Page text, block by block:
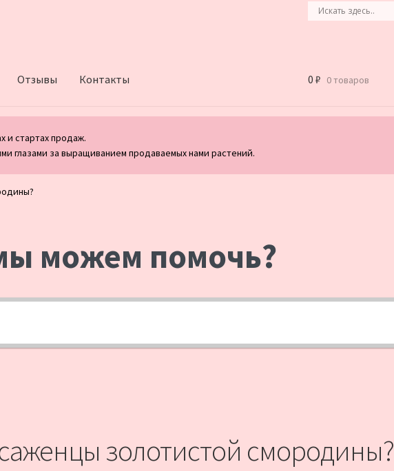
Отзывы Контакты 0 ₽ 0 товаров
и стартах продаж.
глазами за выращиванием продаваемых нами растений.
можем помочь?
золотистой смородины?